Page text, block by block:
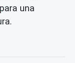
para una